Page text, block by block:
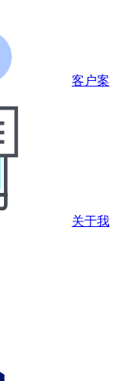
客户案
关于我